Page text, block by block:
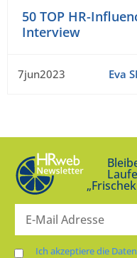
50 TOP HR-
Interview
7jun2023 Eva
Ich akzeptiere die